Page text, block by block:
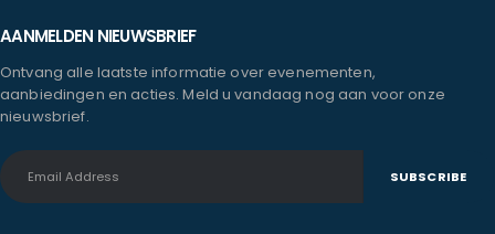
AANMELDEN NIEUWSBRIEF
Ontvang alle laatste informatie over evenementen,
aanbiedingen en acties. Meld u vandaag nog aan voor onze
nieuwsbrief.